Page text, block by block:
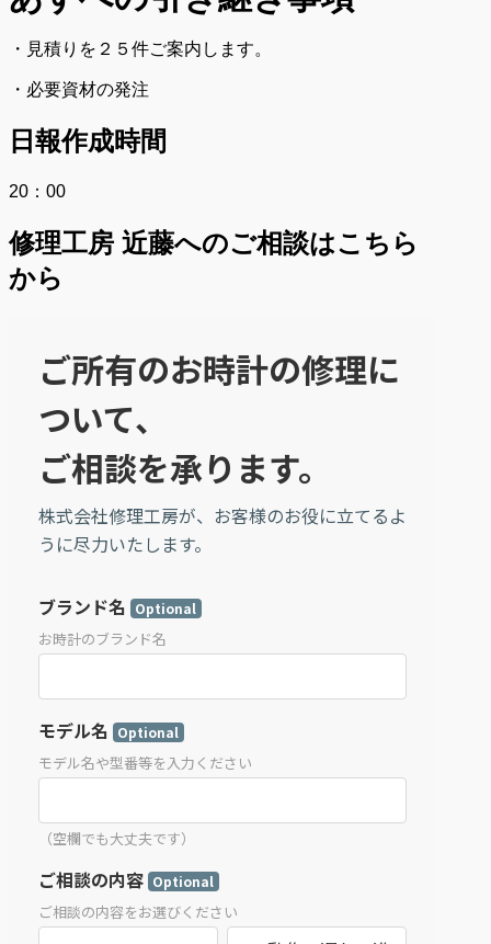
・見積りを２５件ご案内します。
・必要資材の発注
日報作成時間
20：00
修理工房 近藤へのご相談はこちら
から